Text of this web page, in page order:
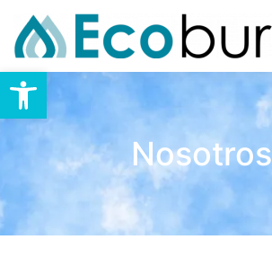
Abrir barra de herramientas
Skip to main content
Nosotros